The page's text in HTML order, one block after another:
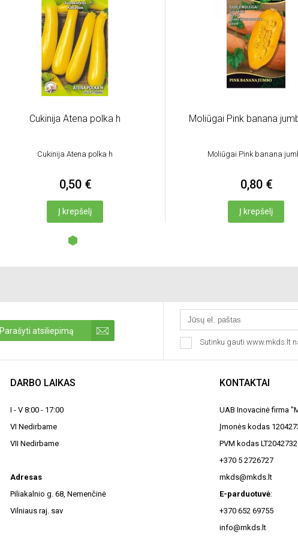
Cukinija Atena polka h
Cukinija Atena polka h
0,50 €
Į krepšelį
Moliūgai Pink banana
Moliūgai Pink banana
0,80 €
Į krepšelį
Parašyti atsiliepimą
Sutinku gauti www.mkds.lt
DARBO LAIKAS
I - V 8:00 - 17:00
VI Nedirbame
VII Nedirbame
Adresas
Piliakalnio g. 68, Nemenčinė
Vilniaus raj. sav
KONTAKTAI
UAB Inovacinė firma
Įmonės kodas
PVM kodas
+370 5 2726727
mkds@mkds.lt
E-parduotuvė:
+370 652 69755
info@mkds.lt